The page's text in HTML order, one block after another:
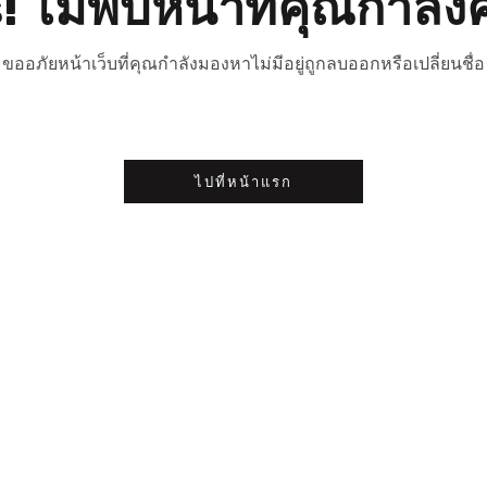
ขออภัยหน้าเว็บที่คุณกำลังมองหาไม่มีอยู่ถูกลบออกหรือเปลี่ยนชื่อ
ไปที่หน้าแรก